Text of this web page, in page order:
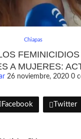
Chiapas
A MUJERES:
26 noviembre, 2020 0
Facebook Twitter